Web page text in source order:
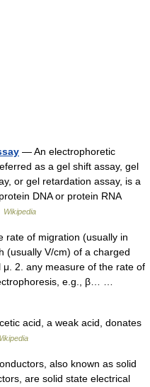
— An electrophoretic
as a gel shift assay, gel
or gel retardation assay, is a
DNA or protein RNA
Wikipedia
rate of migration (usually in
(usually V/cm) of a charged
2. any measure of the rate of
e.g., β… …
acid, a weak acid, donates
also known as solid
are solid state electrical